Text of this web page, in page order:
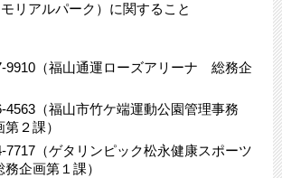
リアルパーク）に関すること
9910（福山通運ローズアリーナ 総務企
4563（福山市竹ケ端運動公園管理事務
２課）
7717（ゲタリンピック松永健康スポーツ
企画第１課）